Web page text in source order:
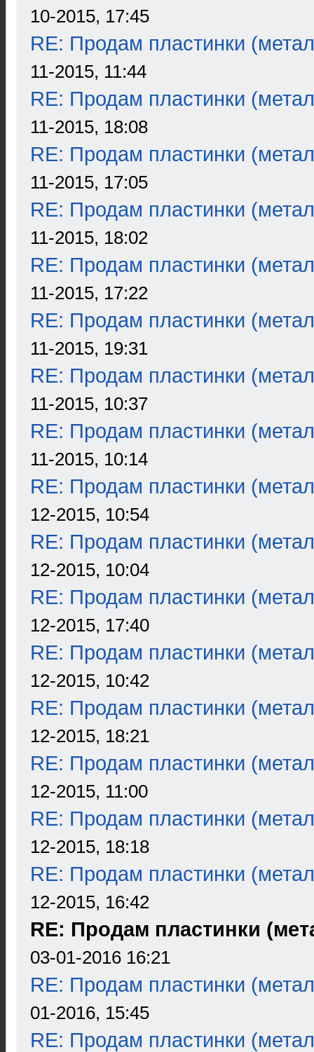
10-2015, 17:45
RE: Продам пластинки
11-2015, 11:44
RE: Продам пластинки
11-2015, 18:08
RE: Продам пластинки
11-2015, 17:05
RE: Продам пластинки
11-2015, 18:02
RE: Продам пластинки
11-2015, 17:22
RE: Продам пластинки
11-2015, 19:31
RE: Продам пластинки
11-2015, 10:37
RE: Продам пластинки
11-2015, 10:14
RE: Продам пластинки
12-2015, 10:54
RE: Продам пластинки
12-2015, 10:04
RE: Продам пластинки
12-2015, 17:40
RE: Продам пластинки
12-2015, 10:42
RE: Продам пластинки
12-2015, 18:21
RE: Продам пластинки
12-2015, 11:00
RE: Продам пластинки
12-2015, 18:18
RE: Продам пластинки
12-2015, 16:42
RE: Продам пластинки
03-01-2016 16:21
RE: Продам пластинки
01-2016, 15:45
RE: Продам пластинки